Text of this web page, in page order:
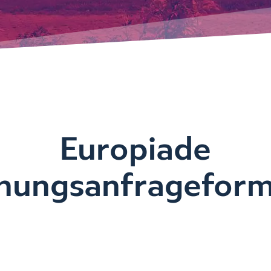
Europiade